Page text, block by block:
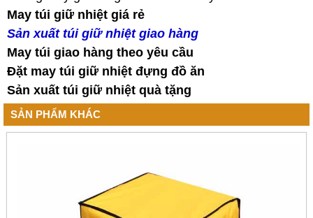
May túi giữ nhiệt giá rẻ
Sản xuất túi giữ nhiệt giao hàng
May túi giao hàng theo yêu cầu
Đặt may túi giữ nhiệt đựng đồ ăn
Sản xuất túi giữ nhiệt quà tặng
SẢN PHẨM KHÁC